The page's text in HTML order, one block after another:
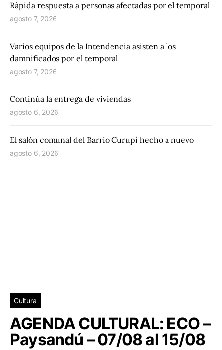
Rápida respuesta a personas afectadas por el temporal
agosto 7, 2026
Varios equipos de la Intendencia asisten a los
damnificados por el temporal
agosto 7, 2026
Continúa la entrega de viviendas
agosto 6, 2026
El salón comunal del Barrio Curupí hecho a nuevo
agosto 6, 2026
Cultura
AGENDA CULTURAL: ECO –
Paysandú – 07/08 al 15/08